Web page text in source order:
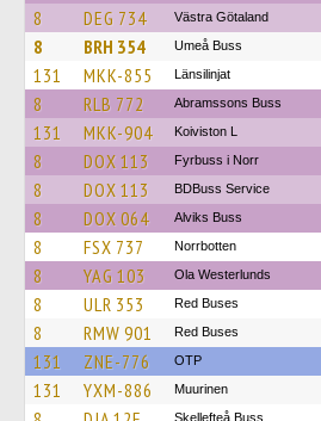
8 DEG 734 Västra Götaland
8 BRH 354 Umeå Buss
131 MKK-855 Länsilinjat
8 RLB 772 Abramssons Buss
131 MKK-904 Koiviston L
8 DOX 113 Fyrbuss i Norr
8 DOX 113 BDBuss Service
8 DOX 064 Alviks Buss
8 FSX 737 Norrbotten
8 YAG 103 Ola Westerlunds
8 ULR 353 Red Buses
8 RMW 901 Red Buses
131 ZNE-776 OTP
131 YXM-886 Muurinen
Skellefteå Buss